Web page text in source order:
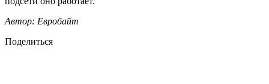
Автор: Евробайт
Поделиться